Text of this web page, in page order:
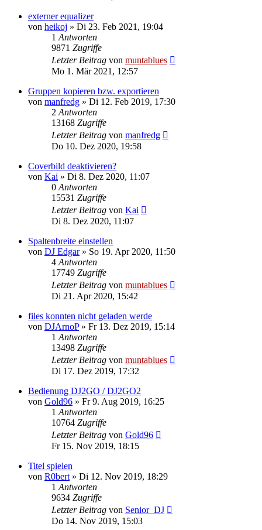
externer equalizer
von heikoj » Di 23. Feb 2021, 19:04
1 Antworten
9871 Zugriffe
Letzter Beitrag von muntablues
Mo 1. Mär 2021, 12:57
Gruppen kopieren bzw. exportieren
von manfredg » Di 12. Feb 2019, 17:30
2 Antworten
13168 Zugriffe
Letzter Beitrag von manfredg
Do 10. Dez 2020, 19:58
Coverbild deaktivieren?
von Kai » Di 8. Dez 2020, 11:07
0 Antworten
15531 Zugriffe
Letzter Beitrag von Kai
Di 8. Dez 2020, 11:07
Spaltenbreite einstellen
von DJ Edgar» So 19. Apr 2020, 11:50
4 Antworten
17749 Zugriffe
Letzter Beitrag von muntablues
Di 21. Apr 2020, 15:42
files konnten nicht geladen werde
von DJArnoP» Fr 13. Dez 2019, 15:14
1 Antworten
13498 Zugriffe
Letzter Beitrag von muntablues
Di 17. Dez 2019, 17:32
Bedienung DJ2GO / DJ2GO2
von Gold96 » Fr 9. Aug 2019, 16:25
1 Antworten
10764 Zugriffe
Letzter Beitrag von Gold96
Fr 15. Nov 2019, 18:15
Titel spielen
von R0bert » Di 12. Nov 2019, 18:29
1 Antworten
9634 Zugriffe
Letzter Beitrag von Senior_DJ
Do 14. Nov 2019, 15:03